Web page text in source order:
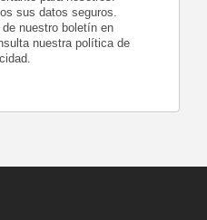
sus datos seguros.
nuestro boletín en
nuestra política de